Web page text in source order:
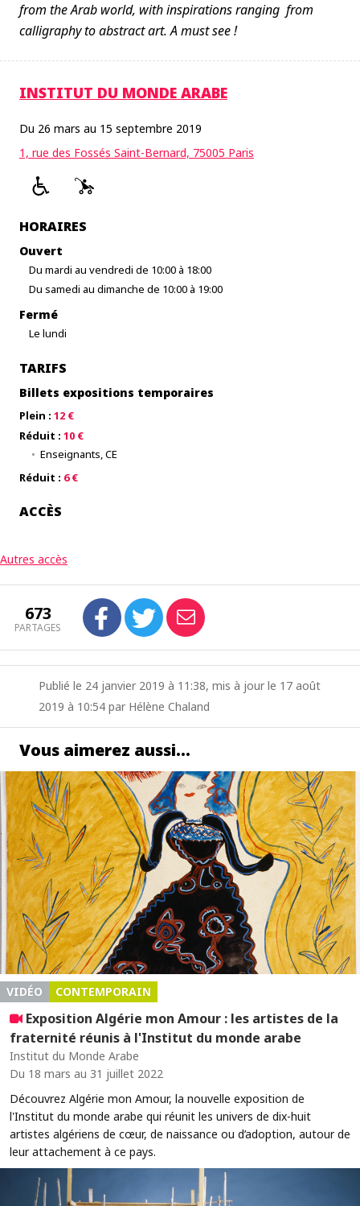
from the Arab world, with inspirations ranging from
calligraphy to abstract art. A must see !
INSTITUT DU MONDE ARABE
Du 26 mars au 15 septembre 2019
1, rue des Fossés Saint-Bernard, 75005 Paris
HORAIRES
Ouvert
Du mardi au vendredi de 10:00 à 18:00
Du samedi au dimanche de 10:00 à 19:00
Fermé
Le lundi
TARIFS
Billets expositions temporaires
Plein : 12 €
Réduit : 10 €
Enseignants, CE
Réduit : 6 €
ACCÈS
Autres accès
673
PARTAGES
Publié le 24 janvier 2019 à 11:38, mis à jour le 17 août
2019 à 10:54 par Hélène Chaland
Vous aimerez aussi…
VIDÉO CONTEMPORAIN
Exposition Algérie mon Amour : les artistes de la
fraternité réunis à l'Institut du monde arabe
Institut du Monde Arabe
Du 18 mars au 31 juillet 2022
Découvrez Algérie mon Amour, la nouvelle exposition de
l'Institut du monde arabe qui réunit les univers de dix-huit
artistes algériens de cœur, de naissance ou d’adoption, autour de
leur attachement à ce pays.